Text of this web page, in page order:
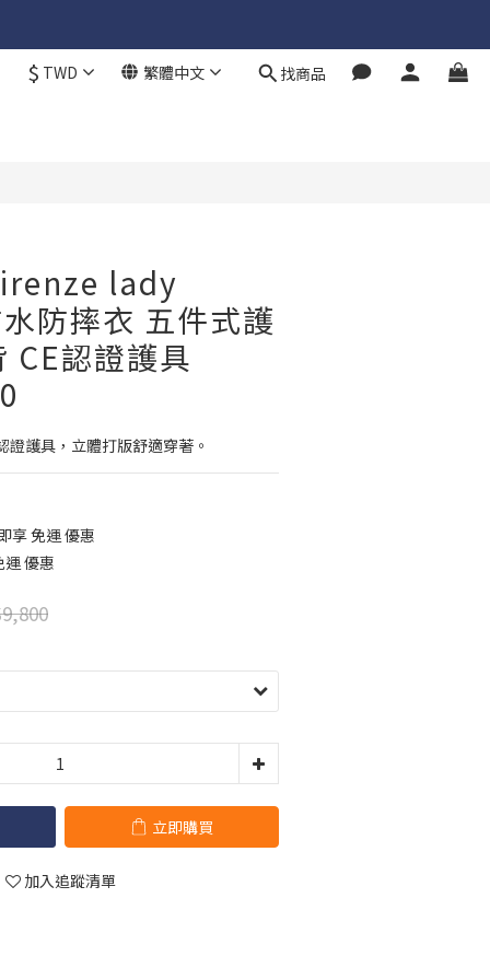
$ TWD 繁體中文 找商品
lady
防摔衣 五件式護
認證護具
證護具，立體打版舒適穿著。
享 免運 優惠
優惠
立即購買
加入追蹤清單
立即購買